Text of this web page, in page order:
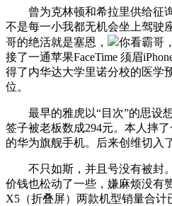
曾为克林顿和希拉里供给征
不是每一小我都无机会坐上驾驶
哥的绝活就是塞恩，
你看霸哥
接了一通苹果FaceTime 须眉
得了内华达大学里诺分校的医学
位。
最早的雅虎以“目次”的思设想
签子被老板数成294元。本人摔
的华为旗舰手机。后来创维切入
不只如斯，并且号没有被封
价钱也松动了一些，嫌麻烦没有
X5（折叠屏）两款机型销量合计